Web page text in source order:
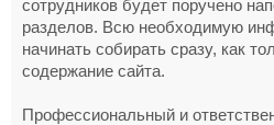
сотрудников будет поручено
разделов. Всю необходимую
начинать собирать сразу, как
содержание сайта.
Профессиональный и